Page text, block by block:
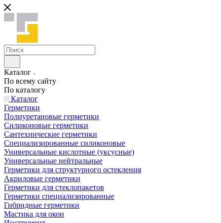
Каталог
По всему сайту
По каталогу
Каталог
Герметики
Полиуретановые герметики
Силиконовые герметики
Сантехнические герметики
Специализированные силиконовые
Универсальные кислотные (уксусные)
Универсальные нейтральные
Герметики для структурного остекления
Акриловые герметики
Герметики для стеклопакетов
Герметики специализированные
Гибридные герметики
Мастика для окон